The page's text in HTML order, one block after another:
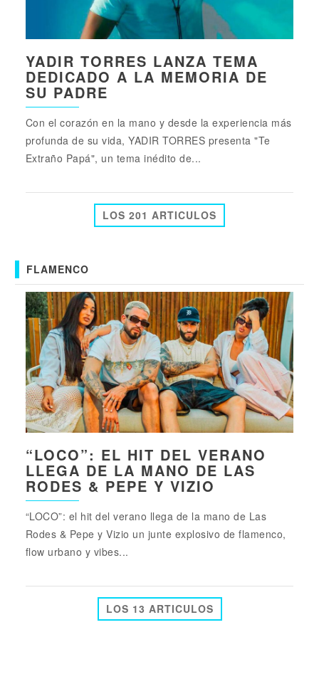
YADIR TORRES LANZA TEMA
DEDICADO A LA MEMORIA DE
SU PADRE
Con el corazón en la mano y desde la experiencia más
profunda de su vida, YADIR TORRES presenta "Te
Extraño Papá", un tema inédito de...
LOS 201 ARTICULOS
FLAMENCO
“LOCO”: EL HIT DEL VERANO
LLEGA DE LA MANO DE LAS
RODES & PEPE Y VIZIO
“LOCO”: el hit del verano llega de la mano de Las
Rodes & Pepe y Vizio un junte explosivo de flamenco,
flow urbano y vibes...
LOS 13 ARTICULOS